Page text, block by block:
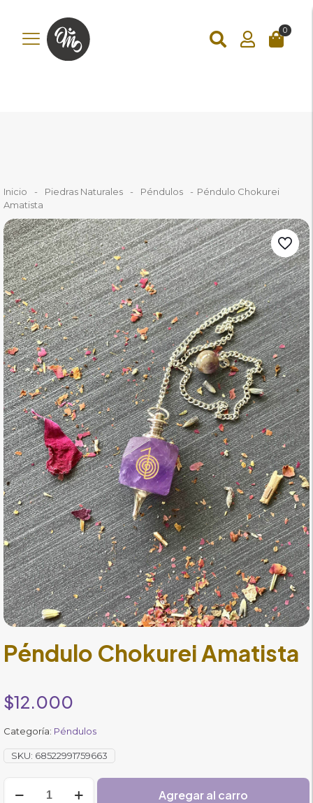
function () { if (!is_checkout()) return; ?>
0
Inicio - Piedras Naturales - Péndulos - Péndulo Chokurei
Amatista
Péndulo Chokurei Amatista
$12.000
Categoría: Péndulos
SKU: 68522991759663
Péndulo
Chokurei
Agregar al carro